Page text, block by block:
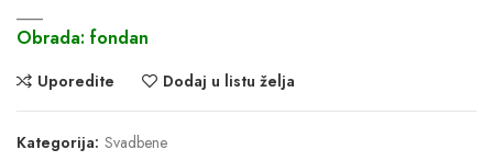
Obrada: fondan
Uporedite Dodaj u listu želja
Kategorija: Svadbene